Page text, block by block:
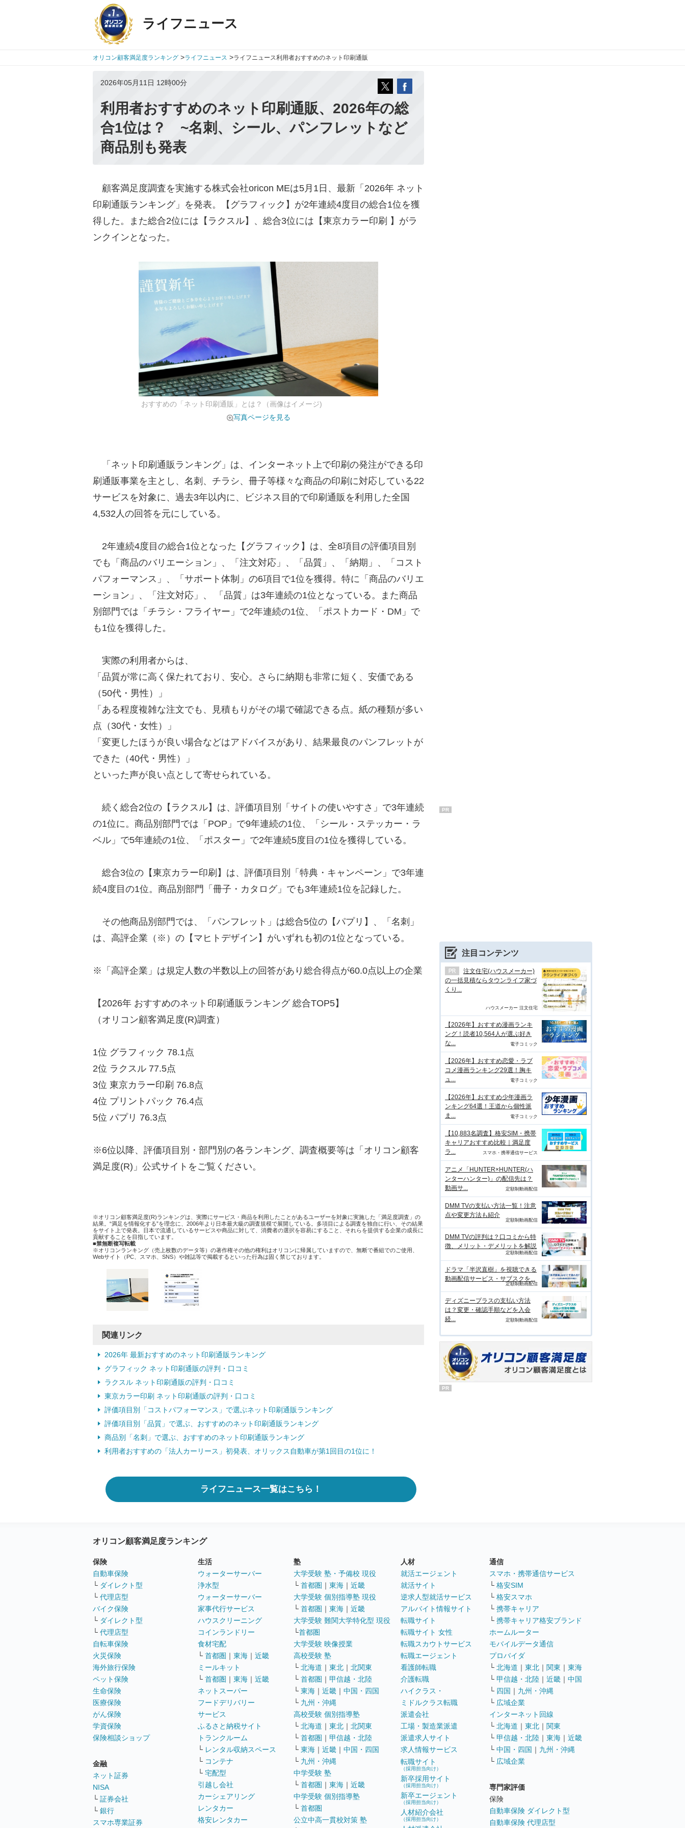
ライフニュース
オリコン顧客満足度ランキング >ライフニュース >ライフニュース利用者おすすめのネット印刷通販
2026年05月11日 12時00分
利用者おすすめのネット印刷通販、2026年の総
合1位は？ ~名刺、シール、パンフレットなど
商品別も発表
顧客満足度調査を実施する株式会社oricon MEは5月1日、最新「2026年 ネット
印刷通販ランキング」を発表。【グラフィック】が2年連続4度目の総合1位を獲
得した。また総合2位には【ラクスル】、総合3位には【東京カラー印刷 】がラ
ンクインとなった。
おすすめの「ネット印刷通販」とは？（画像はイメージ)
写真ページを見る
「ネット印刷通販ランキング」は、インターネット上で印刷の発注ができる印
刷通販事業を主とし、名刺、チラシ、冊子等様々な商品の印刷に対応している22
サービスを対象に、過去3年以内に、ビジネス目的で印刷通販を利用した全国
4,532人の回答を元にしている。
2年連続4度目の総合1位となった【グラフィック】は、全8項目の評価項目別
でも「商品のバリエーション」、「注文対応」、「品質」、「納期」、「コスト
パフォーマンス」、「サポート体制」の6項目で1位を獲得。特に「商品のバリエ
ーション」、「注文対応」、 「品質」は3年連続の1位となっている。また商品
別部門では「チラシ・フライヤー」で2年連続の1位、「ポストカード・DM」で
も1位を獲得した。
実際の利用者からは、
「品質が常に高く保たれており、安心。さらに納期も非常に短く、安価である
（50代・男性）」
「ある程度複雑な注文でも、見積もりがその場で確認できる点。紙の種類が多い
点（30代・女性）」
「変更したほうが良い場合などはアドバイスがあり、結果最良のパンフレットが
できた（40代・男性）」
といった声が良い点として寄せられている。
続く総合2位の【ラクスル】は、評価項目別「サイトの使いやすさ」で3年連続
の1位に。商品別部門では「POP」で9年連続の1位、「シール・ステッカー・ラ
ベル」で5年連続の1位、「ポスター」で2年連続5度目の1位を獲得している。
総合3位の【東京カラー印刷】は、評価項目別「特典・キャンペーン」で3年連
続4度目の1位。商品別部門「冊子・カタログ」でも3年連続1位を記録した。
その他商品別部門では、「パンフレット」は総合5位の【パプリ】、「名刺」
は、高評企業（※）の【マヒトデザイン】がいずれも初の1位となっている。
※「高評企業」は規定人数の半数以上の回答があり総合得点が60.0点以上の企業
【2026年 おすすめのネット印刷通販ランキング 総合TOP5】
（オリコン顧客満足度(R)調査）
1位 グラフィック 78.1点
2位 ラクスル 77.5点
3位 東京カラー印刷 76.8点
4位 プリントパック 76.4点
5位 パプリ 76.3点
※6位以降、評価項目別・部門別の各ランキング、調査概要等は「オリコン顧客
満足度(R)」公式サイトをご覧ください。
※オリコン顧客満足度(R)ランキングは、実際にサービス・商品を利用したことがあるユーザーを対象に実施した「満足度調査」の
結果。“満足を情報化する”を理念に、2006年より日本最大級の調査規模で展開している。多項目による調査を独自に行い、その結果
をサイト上で発表。日本で流通しているサービスや商品に対して、消費者の選択を容易にすること、それらを提供する企業の成長に
貢献することを目指しています。
■禁無断複写転載
※オリコンランキング（売上枚数のデータ等）の著作権その他の権利はオリコンに帰属していますので、無断で番組でのご使用、
Webサイト（PC、スマホ、SNS）や雑誌等で掲載するといった行為は固く禁じております。
関連リンク
2026年 最新おすすめのネット印刷通販ランキング
グラフィック ネット印刷通販の評判・口コミ
ラクスル ネット印刷通販の評判・口コミ
東京カラー印刷 ネット印刷通販の評判・口コミ
評価項目別「コストパフォーマンス」で選ぶネット印刷通販ランキング
評価項目別「品質」で選ぶ、おすすめのネット印刷通販ランキング
商品別「名刺」で選ぶ、おすすめのネット印刷通販ランキング
利用者おすすめの「法人カーリース」初発表、オリックス自動車が第1回目の1位に！
ライフニュース一覧はこちら！
PR
注目コンテンツ
注文住宅(ハウスメーカー)
の一括見積ならタウンライフ家づ
くり...
ハウスメーカー 注文住宅
【2026年】おすすめ漫画ランキ
ング！読者10,564人が選ぶ好き
な...
電子コミック
【2026年】おすすめ恋愛・ラブ
コメ漫画ランキング29選！胸キ
ュ...
電子コミック
【2026年】おすすめ少年漫画ラ
ンキング64選！王道から個性派
ま...
電子コミック
【10,883名調査】格安SIM・携帯
キャリアおすすめ比較｜満足度
ラ...
スマホ・携帯通信サービス
アニメ「HUNTER×HUNTER(ハ
ンターハンター)」の配信先は？
動画サ...
定額制動画配信
DMM TVの支払い方法一覧！注意
点や変更方法も紹介
定額制動画配信
DMM TVの評判は？口コミから特
徴、メリット・デメリットを解説
定額制動画配信
ドラマ「半沢直樹」を視聴できる
動画配信サービス・サブスクを...
定額制動画配信
ディズニープラスの支払い方法
は？変更・確認手順などを入会
経...
定額制動画配信
PR
オリコン顧客満足度ランキング
保険
自動車保険
└ ダイレクト型
└ 代理店型
バイク保険
└ ダイレクト型
└ 代理店型
自転車保険
火災保険
海外旅行保険
ペット保険
生命保険
医療保険
がん保険
学資保険
保険相談ショップ
金融
ネット証券
NISA
└ 証券会社
└ 銀行
スマホ専業証券
生活
ウォーターサーバー
浄水型
ウォーターサーバー
家事代行サービス
ハウスクリーニング
コインランドリー
食材宅配
└ 首都圏 ｜ 東海 ｜ 近畿
ミールキット
└ 首都圏 ｜ 東海 ｜ 近畿
ネットスーパー
フードデリバリー
サービス
ふるさと納税サイト
トランクルーム
└ レンタル収納スペース
└ コンテナ
└ 宅配型
引越し会社
カーシェアリング
レンタカー
格安レンタカー
塾
大学受験 塾・予備校 現役
└ 首都圏 ｜ 東海 ｜ 近畿
大学受験 個別指導塾 現役
└ 首都圏 ｜ 東海 ｜ 近畿
大学受験 難関大学特化型 現役
└首都圏
大学受験 映像授業
高校受験 塾
└ 北海道 ｜ 東北 ｜ 北関東
└ 首都圏 ｜ 甲信越・北陸
└ 東海 ｜ 近畿 ｜ 中国・四国
└ 九州・沖縄
高校受験 個別指導塾
└ 北海道 ｜ 東北 ｜ 北関東
└ 首都圏 ｜ 甲信越・北陸
└ 東海 ｜ 近畿 ｜ 中国・四国
└ 九州・沖縄
中学受験 塾
└ 首都圏 ｜ 東海 ｜ 近畿
中学受験 個別指導塾
└ 首都圏
公立中高一貫校対策 塾
人材
就活エージェント
就活サイト
逆求人型就活サービス
アルバイト情報サイト
転職サイト
転職サイト 女性
転職スカウトサービス
転職エージェント
看護師転職
介護転職
ハイクラス・
ミドルクラス転職
派遣会社
工場・製造業派遣
派遣求人サイト
求人情報サービス
転職サイト
（採用担当向け）
新卒採用サイト
（採用担当向け）
新卒エージェント
（採用担当向け）
人材紹介会社
（採用担当向け）
通信
スマホ・携帯通信サービス
└ 格安SIM
└ 格安スマホ
└ 携帯キャリア
└ 携帯キャリア格安ブランド
ホームルーター
モバイルデータ通信
プロバイダ
└ 北海道 ｜ 東北 ｜ 関東 ｜ 東海
└ 甲信越・北陸 ｜ 近畿 ｜ 中国
└ 四国 ｜ 九州・沖縄
└ 広域企業
インターネット回線
└ 北海道 ｜ 東北 ｜ 関東
└ 甲信越・北陸 ｜ 東海 ｜ 近畿
└ 中国・四国 ｜ 九州・沖縄
└ 広域企業
専門家評価
保険
自動車保険 ダイレクト型
自動車保険 代理店型